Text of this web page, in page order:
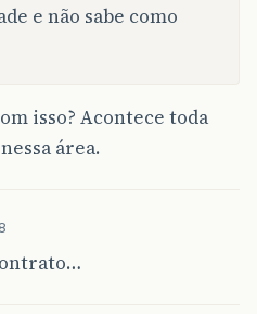
e não sabe como
isso? Acontece toda
área.